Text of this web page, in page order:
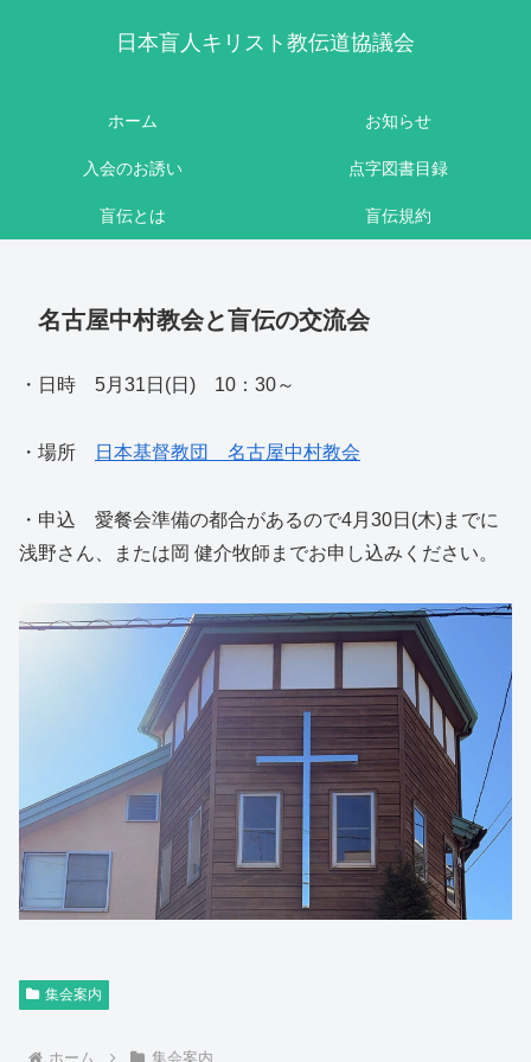
日本盲人キリスト教伝道協議会
ホーム お知らせ
入会のお誘い 点字図書目録
盲伝とは 盲伝規約
名古屋中村教会と盲伝の交流会
・日時 5月31日(日) 10：30～
・場所 日本基督教団 名古屋中村教会
・申込 愛餐会準備の都合があるので4月30日(木)までに
浅野さん、または岡 健介牧師までお申し込みください。
集会案内
ホーム 集会案内